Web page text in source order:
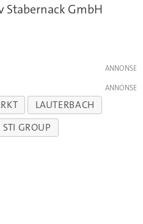
Stabernack GmbH
LAUTERBACH
STI GROUP